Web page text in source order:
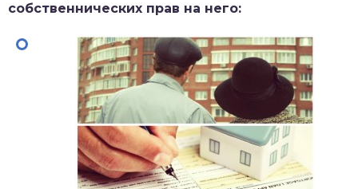
собственнических прав на него: